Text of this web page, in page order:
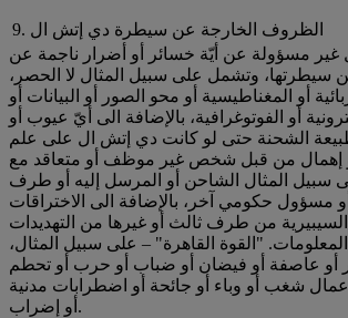
9. الظروف الخارجة عن سيطرة دي إتش ال
غير مسؤولة عن أيّة خسائر أو أضرار ناجمة عن
وتشمل على سبيل المثال لا الحصر،
أو المغناطيسية أو محو الصور أو البيانات أو
أو الفوتوغرافية، بالإضافة الى أيّ عيوب أو
الشحنة حتى لو كانت دي إتش ال على علم
إهمال من قبل شخص غير موظف أو متعاقد مع
سبيل المثال الشاحن أو المرسل إليه أو طرف
مسؤول حكومي آخر، بالإضافة الى الاختراقات
من طرف ثالث أو غيرها من التهديدات
المعلومات. "القوة القاهرة" – على سبيل المثال،
أو عاصفة أو فيضان أو ضباب أو حرب أو تحطم
شغب أو وباء أو جائحة أو اضطرابات مدنية
أو إضراب.